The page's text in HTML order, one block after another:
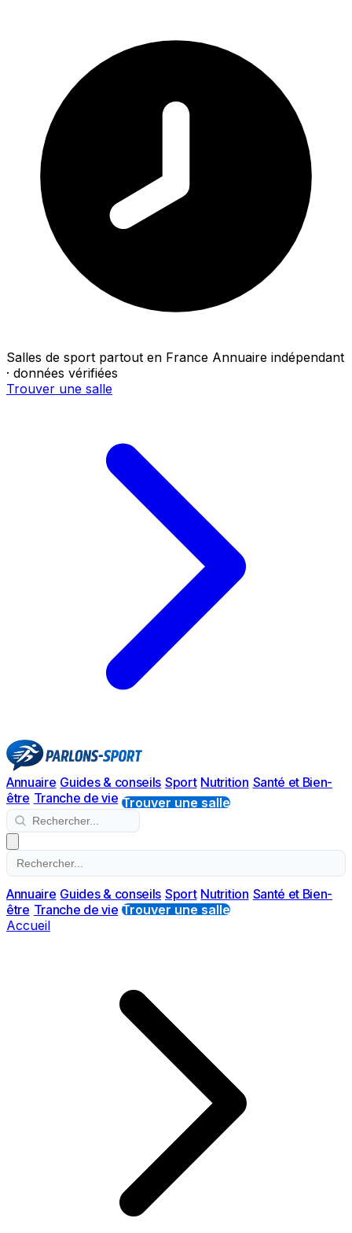
Salles de sport partout en France Annuaire indépendant
· données vérifiées
Trouver une salle
Annuaire Guides & conseils Sport Nutrition Santé et Bien-
être Tranche de vie Trouver une salle
Annuaire Guides & conseils Sport Nutrition Santé et Bien-
être Tranche de vie Trouver une salle
Accueil